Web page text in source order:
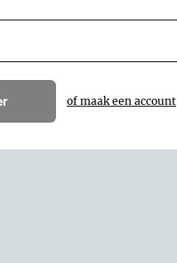
of maak een account